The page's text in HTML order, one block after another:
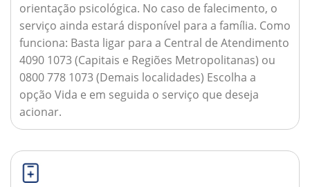
orientação psicológica. No caso de falecimento, o
serviço ainda estará disponível para a família. Como
funciona: Basta ligar para a Central de Atendimento
4090 1073 (Capitais e Regiões Metropolitanas) ou
0800 778 1073 (Demais localidades) Escolha a
opção Vida e em seguida o serviço que deseja
acionar.